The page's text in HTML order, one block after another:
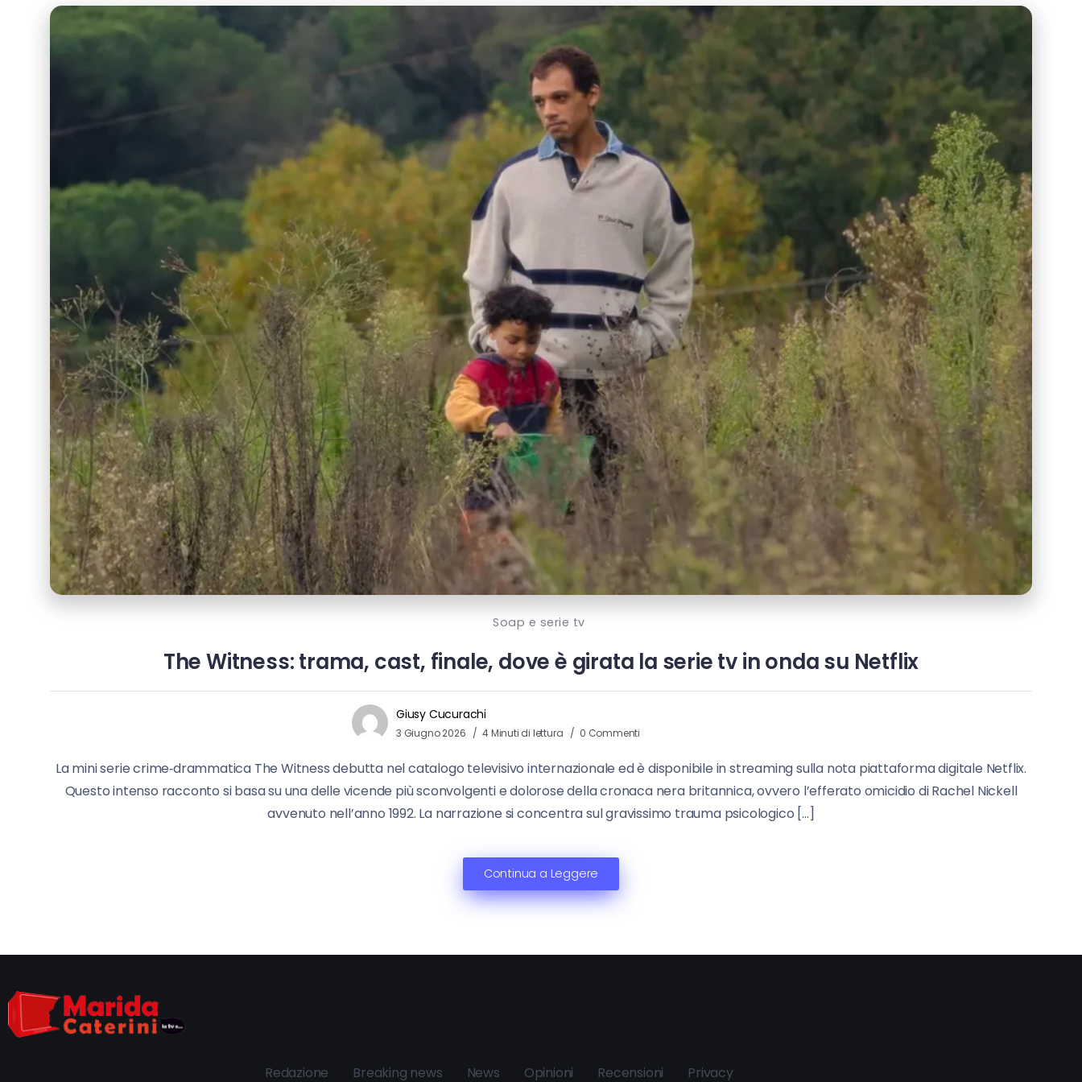
Soap e serie tv
The Witness: trama, cast, finale, dove è girata la serie tv in onda su Netflix
Giusy Cucurachi
3 Giugno 2026 4 Minuti di lettura 0 Commenti
La mini serie crime‑drammatica The Witness debutta nel catalogo televisivo internazionale ed è disponibile in streaming sulla nota piattaforma digitale Netflix.
Questo intenso racconto si basa su una delle vicende più sconvolgenti e dolorose della cronaca nera britannica, ovvero l’efferato omicidio di Rachel Nickell
avvenuto nell’anno 1992. La narrazione si concentra sul gravissimo trauma psicologico […]
Continua a Leggere
Redazione Breaking news News Opinioni Recensioni Privacy